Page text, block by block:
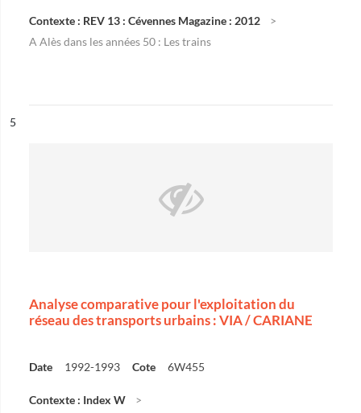
Contexte : REV 13 : Cévennes Magazine : 2012
A Alès dans les années 50 : Les trains
n°
5
Analyse comparative pour l'exploitation du
réseau des transports urbains : VIA / CARIANE
Date 1992-1993 Cote 6W455
Contexte : Index W